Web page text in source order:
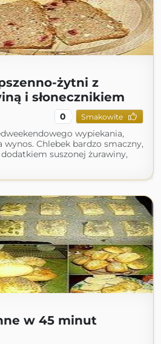
żytni z
i słonecznikiem
0 Smakowite
wypiekania,
wynos. Chlebek bardzo smaczny,
suszonej żurawiny,
w 45 minut